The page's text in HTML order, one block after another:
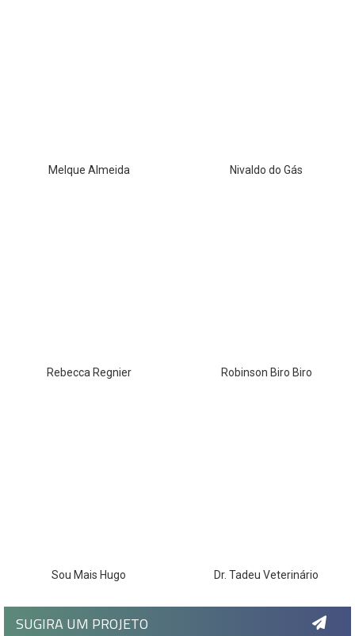
Melque Almeida Nivaldo do Gás
Rebecca Regnier Robinson Biro Biro
Sou Mais Hugo Dr. Tadeu Veterinário
SUGIRA UM PROJETO